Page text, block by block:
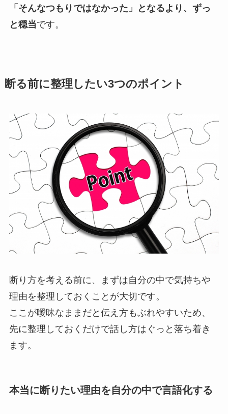
「そんなつもりではなかった」となるより、ずっ
と穏当です。
断る前に整理したい3つのポイント
断り方を考える前に、まずは自分の中で気持ちや
理由を整理しておくことが大切です。
ここが曖昧なままだと伝え方もぶれやすいため、
先に整理しておくだけで話し方はぐっと落ち着き
ます。
本当に断りたい理由を自分の中で言語化する